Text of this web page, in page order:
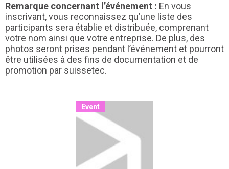
Remarque concernant l’événement : En vous
inscrivant, vous reconnaissez qu’une liste des
participants sera établie et distribuée, comprenant
votre nom ainsi que votre entreprise. De plus, des
photos seront prises pendant l’événement et pourront
être utilisées à des fins de documentation et de
promotion par suissetec.
Event